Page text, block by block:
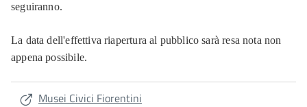
seguiranno.
La data dell'effettiva riapertura al pubblico sarà resa nota non
appena possibile.
Musei Civici Fiorentini